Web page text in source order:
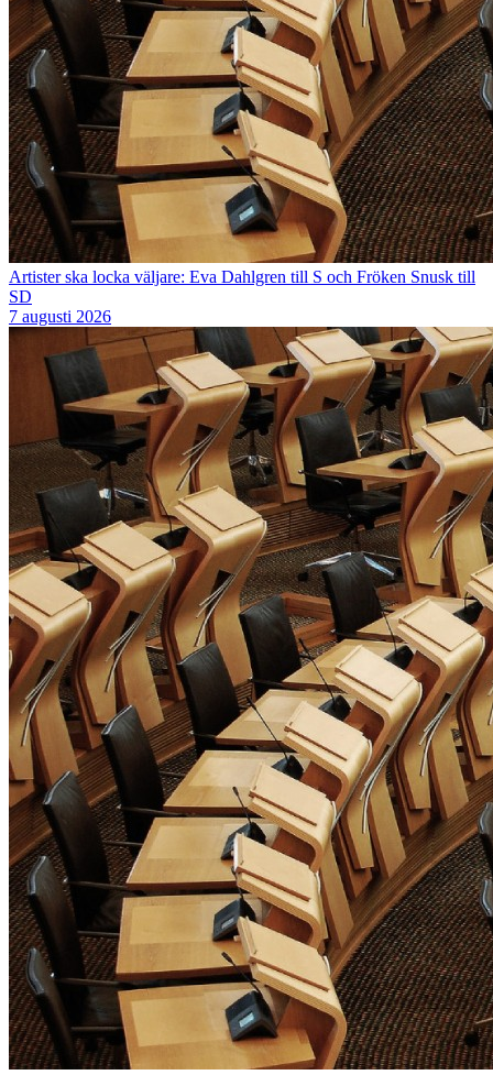
Artister ska locka väljare: Eva Dahlgren till S och Fröken Snusk till
SD
7 augusti 2026